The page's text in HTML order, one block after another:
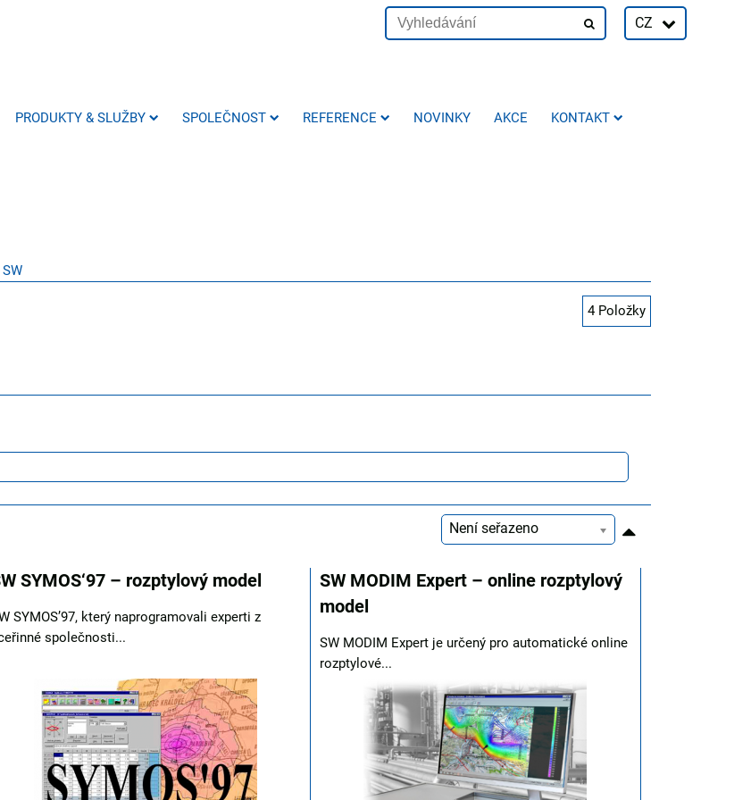
CZ
PRODUKTY & SLUŽBY SPOLEČNOST REFERENCE NOVINKY AKCE KONTAKT
4 Položky
Není seřazeno
SYMOS‘97 – rozptylový model
SYMOS’97, který naprogramovali experti z
společnosti...
SW MODIM Expert – online rozptylový
model
SW MODIM Expert je určený pro automatické online
rozptylové...